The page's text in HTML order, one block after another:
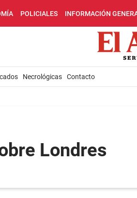
POLICIALES INFORMACIÓN
Necrológicas Contacto
Londres